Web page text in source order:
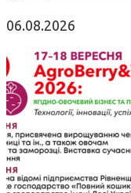
06.08.2026